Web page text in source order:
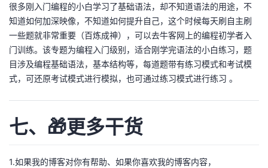
很多刚入门编程的小白学习了基础语法，却不知道语法的用途，不
知道如何加深映像，不知道如何提升自己，这个时候每天刷自主刷
一些题就非常重要（百炼成神），可以去牛客网上的编程初学者入
门训练。该专题为编程入门级别，适合刚学完语法的小白练习，题
目涉及编程基础语法，基本结构等，每道题带有练习模式和考试模
式，可还原考试模式进行模拟，也可通过练习模式进行练习 。
七、🎁更多干货
1.如果我的博客对你有帮助、如果你喜欢我的博客内容，